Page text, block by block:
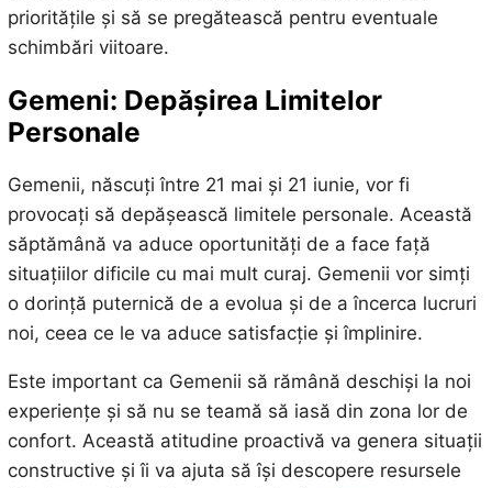
prioritățile și să se pregătească pentru eventuale
schimbări viitoare.
Gemeni: Depășirea Limitelor
Personale
Gemenii, născuți între 21 mai și 21 iunie, vor fi
provocați să depășească limitele personale. Această
săptămână va aduce oportunități de a face față
situațiilor dificile cu mai mult curaj. Gemenii vor simți
o dorință puternică de a evolua și de a încerca lucruri
noi, ceea ce le va aduce satisfacție și împlinire.
Este important ca Gemenii să rămână deschiși la noi
experiențe și să nu se teamă să iasă din zona lor de
confort. Această atitudine proactivă va genera situații
constructive și îi va ajuta să își descopere resursele